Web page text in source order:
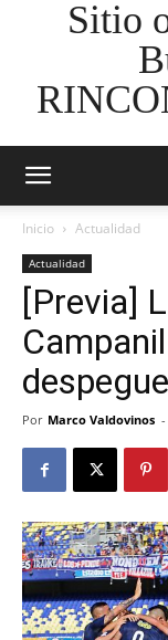
Sitio
Inicio Actualidad
Actualidad
[Previa]
despegue
Por Marco Valdovinos -